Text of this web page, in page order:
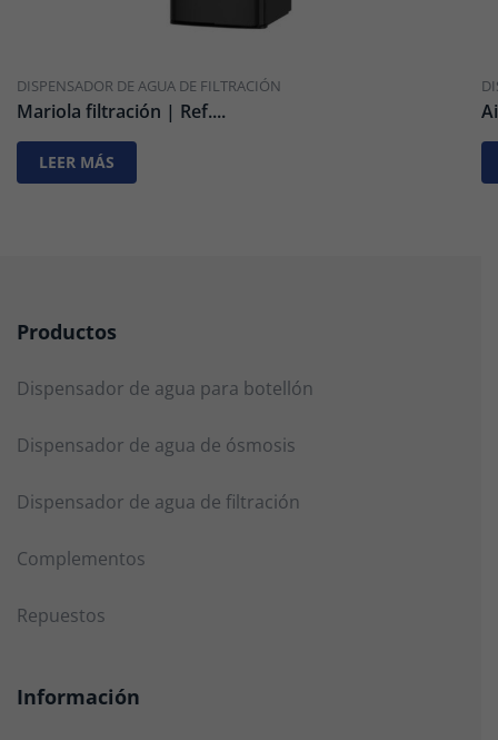
DISPENSADOR DE AGUA DE FILTRACIÓN
Mariola filtración | Ref....
LEER MÁS
Productos
Dispensador de agua para botellón
Dispensador de agua de ósmosis
Dispensador de agua de filtración
Complementos
Repuestos
Información